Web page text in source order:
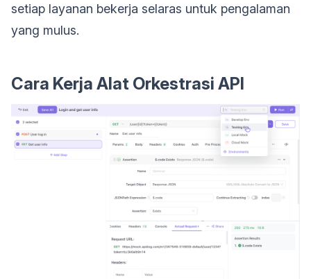
setiap layanan bekerja selaras untuk pengalaman
yang mulus.
Cara Kerja Alat Orkestrasi API